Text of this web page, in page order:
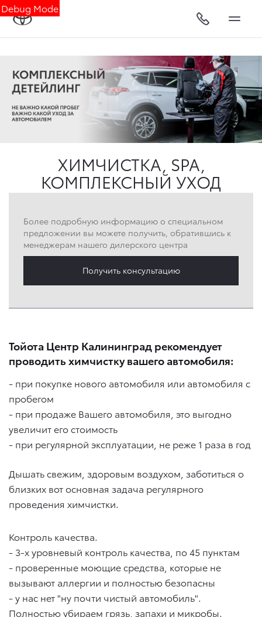
Debug Mode
ХИМЧИСТКА, SPA,
КОМПЛЕКСНЫЙ УХОД
Более подробную информацию о специальном
предложении вы можете получить, обратившись к
менеджерам нашего дилерского центра
Получить консультацию
Тойота Центр Калининград рекомендует
проводить химчистку вашего автомобиля:
- при покупке нового автомобиля или автомобиля с
пробегом
- при продаже Вашего автомобиля, это выгодно
увеличит его стоимость
- при регулярной эксплуатации, не реже 1 раза в год
Дышать свежим, здоровым воздухом, заботиться о
близких вот основная задача регулярного
проведения химчистки.
Контроль качества.
- 3-х уровневый контроль качества, по 45 пунктам
- проверенные моющие средства, которые не
вызывают аллергии и полностью безопасны
- у нас нет "ну почти чистый автомобиль".
Полностью убираем грязь, запахи и микробы.